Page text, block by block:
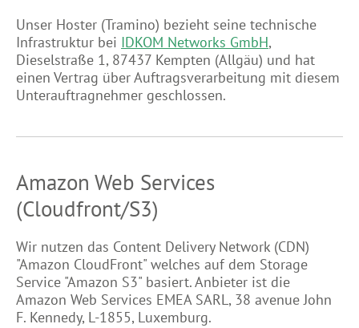
Unser Hoster (Tramino) bezieht seine technische
Infrastruktur bei IDKOM Networks GmbH,
Dieselstraße 1, 87437 Kempten (Allgäu) und hat
einen Vertrag über Auftragsverarbeitung mit diesem
Unterauftragnehmer geschlossen.
Amazon Web Services
(Cloudfront/S3)
Wir nutzen das Content Delivery Network (CDN)
"Amazon CloudFront" welches auf dem Storage
Service "Amazon S3" basiert. Anbieter ist die
Amazon Web Services EMEA SARL, 38 avenue John
F. Kennedy, L-1855, Luxemburg.